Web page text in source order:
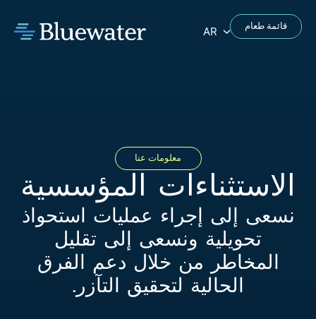
AR قائمة طعام
الاستثناءات المؤسسية
نسعى إلى إجراء عمليات استحواذ
تحويلية ونسعى إلى تقليل
المخاطر من خلال دعم الفرق
الحالية لتحقيق التآزر.
معلومات عنا